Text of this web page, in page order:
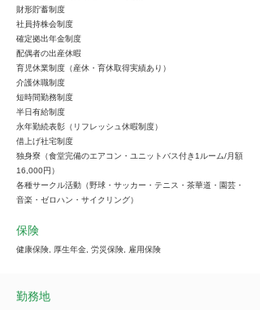
財形貯蓄制度
社員持株会制度
確定拠出年金制度
配偶者の出産休暇
育児休業制度（産休・育休取得実績あり）
介護休職制度
短時間勤務制度
半日有給制度
永年勤続表彰（リフレッシュ休暇制度）
借上げ社宅制度
独身寮（食堂完備のエアコン・ユニットバス付き1ルーム/月額
16,000円）
各種サークル活動（野球・サッカー・テニス・茶華道・園芸・
音楽・ゼロハン・サイクリング）
保険
健康保険, 厚生年金, 労災保険, 雇用保険
勤務地